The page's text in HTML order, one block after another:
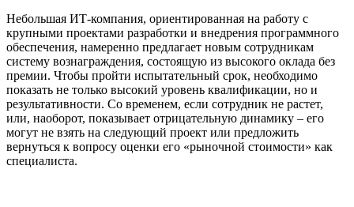
Небольшая ИТ-компания, ориентированная на работу с
крупными проектами разработки и внедрения программного
обеспечения, намеренно предлагает новым сотрудникам
систему вознаграждения, состоящую из высокого оклада без
премии. Чтобы пройти испытательный срок, необходимо
показать не только высокий уровень квалификации, но и
результативности. Со временем, если сотрудник не растет,
или, наоборот, показывает отрицательную динамику – его
могут не взять на следующий проект или предложить
вернуться к вопросу оценки его «рыночной стоимости» как
специалиста.